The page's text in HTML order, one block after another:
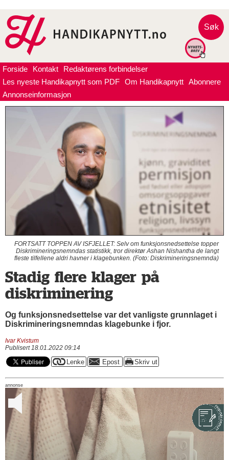
Søk
Forside Kontakt
Redaktørens forbindelser
Les nyeste Handikapnytt som PDF Om Handikapnytt Abonnere
Annonseinformasjon
FORTSATT TOPPEN AV ISFJELLET: Selv om funksjonsnedsettelse topper
Diskrimineringsnemndas statistikk, tror direktør Ashan Nishantha de langt
fleste tilfellene aldri havner i klagebunken. (Foto: Diskrimineringsnemnda)
Stadig flere klager på
diskriminering
Og funksjonsnedsettelse var det vanligste grunnlaget i
Diskrimineringsnemndas klagebunke i fjor.
Ivar Kvistum
Publisert 18.01.2022 09:14
annonse